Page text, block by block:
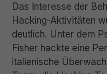
Das Interesse der
Hacking-Aktivitäten
deutlich. Unter dem
Fisher hackte eine
italienische